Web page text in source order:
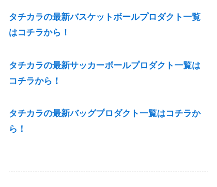
タチカラの最新バスケットボールプロダクト一覧
はコチラから！
タチカラの最新サッカーボールプロダクト一覧は
コチラから！
タチカラの最新バッグプロダクト一覧はコチラか
ら！